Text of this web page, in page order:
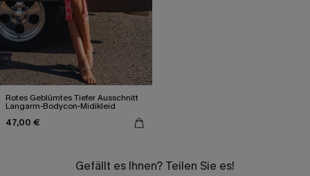
Rotes Geblümtes Tiefer Ausschnitt
Langarm-Bodycon-Midikleid
47,00 €
Gefällt es Ihnen? Teilen Sie es!